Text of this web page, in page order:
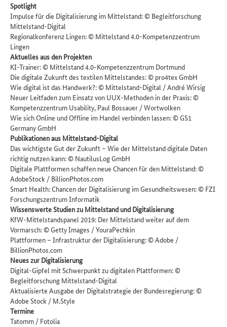
Spotlight
Impulse für die Digitalisierung im Mittelstand: © Begleitforschung
Mittelstand-Digital
Regionalkonferenz Lingen: © Mittelstand 4.0-Kompetenzzentrum
Lingen
Aktuelles aus den Projekten
KI-Trainer: © Mittelstand 4.0-Kompetenzzentrum Dortmund
Die digitale Zukunft des textilen Mittelstandes: © pro4tex GmbH
Wie digital ist das Handwerk?: © Mittelstand-Digital / André Wirsig
Neuer Leitfaden zum Einsatz von UUX-Methoden in der Praxis: ©
Kompetenzzentrum Usability, Paul Bossauer / Wortwolken
Wie sich Online und Offline im Handel verbinden lassen: © GS1
Germany GmbH
Publikationen aus Mittelstand-Digital
Das wichtigste Gut der Zukunft – Wie der Mittelstand digitale Daten
richtig nutzen kann: © NautilusLog GmbH
Digitale Plattformen schaffen neue Chancen für den Mittelstand: ©
AdobeStock / BillionPhotos.com
Smart Health: Chancen der Digitalisierung im Gesundheitswesen: © FZI
Forschungszentrum Informatik
Wissenswerte Studien zu Mittelstand und Digitalisierung
KfW-Mittelstandspanel 2019: Der Mittelstand weiter auf dem
Vormarsch: ©Getty Images / YouraPechkin
Plattformen – Infrastruktur der Digitalisierung: © Adobe /
BillionPhotos.com
Neues zur Digitalisierung
Digital-Gipfel mit Schwerpunkt zu digitalen Plattformen: ©
Begleitforschung Mittelstand-Digital
Aktualisierte Ausgabe der Digitalstrategie der Bundesregierung: ©
Adobe Stock / M.Style
Termine
Tatomm / Fotolia